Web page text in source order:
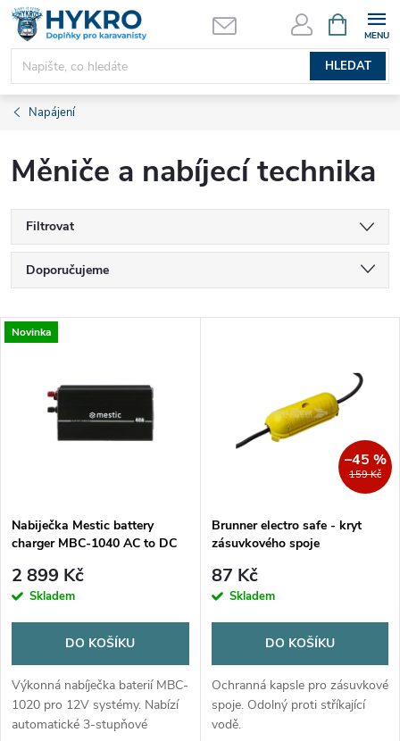
Přejít
obsah
HLEDAT
NÁKUPNÍ
KOŠÍK
Napájení
Měniče a nabíjecí technika
Filtrovat
Ř
a
p
r
o
d
u
Doporučujeme
Nejdražší
Abecedně
V
s
p
r
d
Novinka
Nabiječka Mestic battery
charger MBC-1040 AC to DC
2 899 Kč
Skladem
DO KOŠÍKU
Výkonná nabíječka baterií MBC-
1020 pro 12V systémy. Nabízí
automatické 3-stupňové
159 Kč
–45 %
Brunner electro safe - kryt
zásuvkového spoje
87 Kč
Skladem
DO KOŠÍKU
Ochranná kapsle pro zásuvkové
spoje. Odolný proti stříkající
vodě.